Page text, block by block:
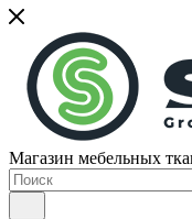
Магазин мебельных